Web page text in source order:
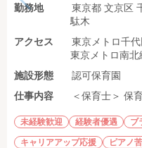
勤務地
東京都 文京区
駄木
アクセス
東京メトロ千
東京メトロ南
施設形態
認可保育園
仕事内容
＜保育士＞ 保
未経験歓迎 経験者優遇 ブ
キャリアアップ応援
ピアノ